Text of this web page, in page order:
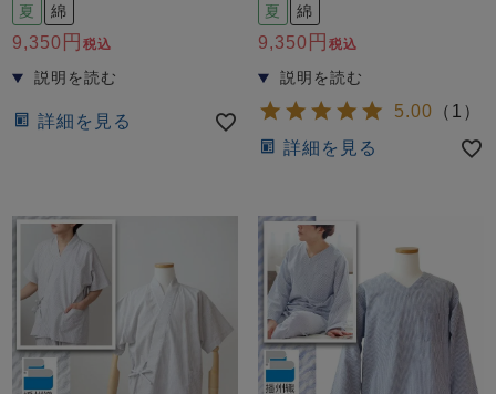
春 秋
ボーイズパジャマ
売れ筋ランキング
- New Arrival -
すべての生地一覧はこちら
売れ筋ランキング
- Item Ranking -
- New Arrival -
目的別でさがす一覧はこちら
ズ
パジャマ
かぶり
羽織・バスロ
ーブ
ズボン単品
夏 綿
9,350 税込
詳細を見る
夏 綿
9,350 税込
5.00 （ 1 ）
詳細を見る